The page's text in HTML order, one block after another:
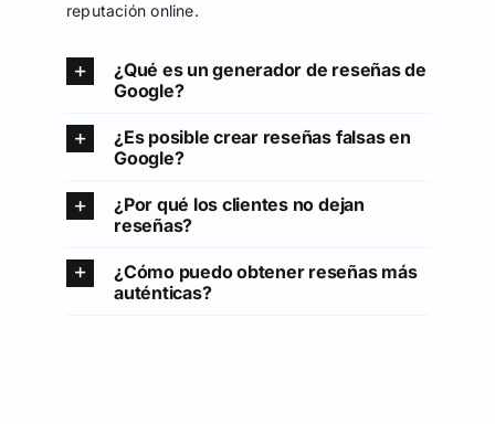
reputación online.
¿Qué es un generador de reseñas de
Google?
¿Es posible crear reseñas falsas en
Google?
¿Por qué los clientes no dejan
reseñas?
¿Cómo puedo obtener reseñas más
auténticas?